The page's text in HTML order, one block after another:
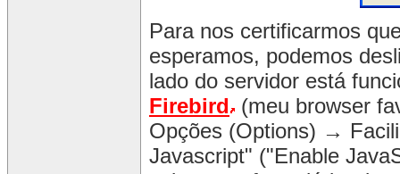
Para nos certificarmos
esperamos, podemos
lado do servidor está
Firebird (meu browser
Opções (Options) →
Javascript" ("Enable